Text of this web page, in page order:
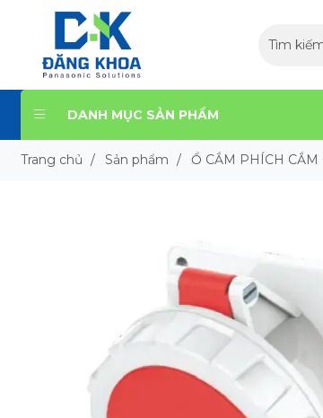
DANH MỤC SẢN PHẨM
Trang chủ / Sản phẩm / Ổ CẮM PHÍCH CẮM